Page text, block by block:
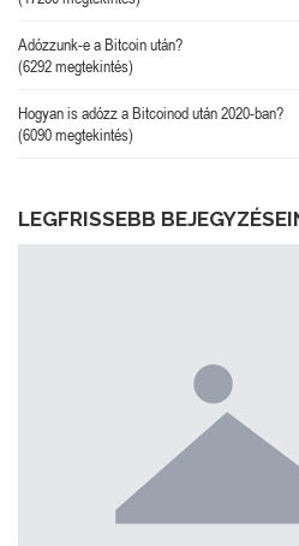
Adózzunk-e a Bitcoin után?
(6292 megtekintés)
Hogyan is adózz a Bitcoinod után 2020-ban?
(6090 megtekintés)
LEGFRISSEBB